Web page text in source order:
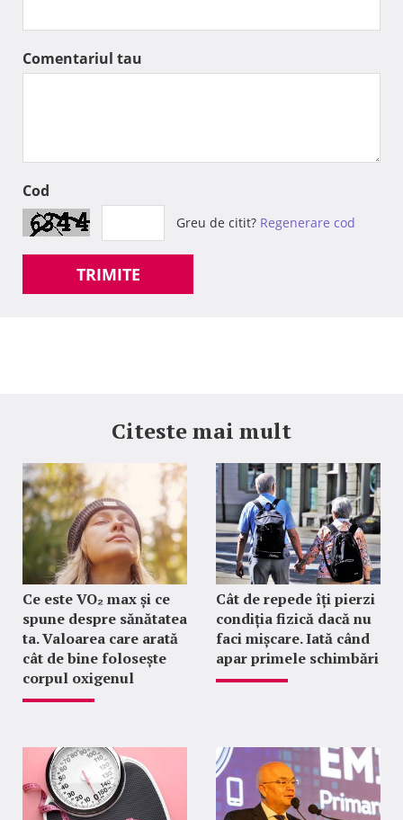
Comentariul tau
Cod
Greu de citit? Regenerare cod
TRIMITE
Citeste mai mult
Ce este VO₂ max și ce
spune despre sănătatea
ta. Valoarea care arată
cât de bine folosește
corpul oxigenul
Cât de repede îți pierzi
condiția fizică dacă nu
faci mișcare. Iată când
apar primele schimbări